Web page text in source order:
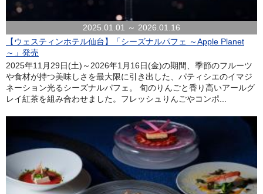
2025.01.01 ～ 2026.01.16
【ウェスティンホテル仙台】「シーズナルパフェ ～Apple Planet
～」発売
2025年11月29日(土)～2026年1月16日(金)の期間、季節のフルーツ
や食材が持つ美味しさを最大限に引き出した、パティシエのイマジ
ネーション光るシーズナルパフェ。 旬のりんごと香り高いアールグ
レイ紅茶を組み合わせました。フレッシュりんごやコンポ...